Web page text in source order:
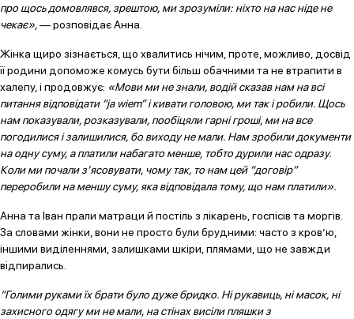
про щось домовлявся, зрештою, ми зрозуміли: ніхто на нас ніде не
чекає»,— розповідає Анна.
Жінка щиро зізнається, що хвалитись нічим, проте, можливо, досвід
її родини допоможе комусь бути більш обачними та не втрапити в
халепу, і продовжує: «Мови ми не знали, водій сказав нам на всі
питання відповідати “ja wiem” і кивати головою, ми так і робили. Щось
нам показували, розказували, пообіцяли гарні гроші, ми на все
погодилися і залишилися, бо виходу не мали. Нам зробили документи
на одну суму, а платили набагато менше, тобто дурили нас одразу.
Коли ми почали з’ясовувати, чому так, то нам цей “договір”
переробили на меншу суму, яка відповідала тому, що нам платили».
Анна та Іван прали матраци й постіль з лікарень, госпісів та моргів.
За словами жінки, вони не просто були брудними: часто з кров’ю,
іншими виділеннями, залишками шкіри, плямами, що не завжди
відпирались.
“Голими руками їх брати було дуже бридко. Ні рукавиць, ні масок, ні
захисного одягу ми не мали, на стінах висіли пляшки з